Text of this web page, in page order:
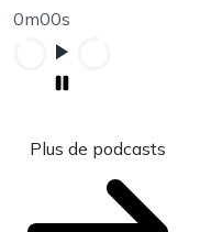
0m00s
Plus de podcasts